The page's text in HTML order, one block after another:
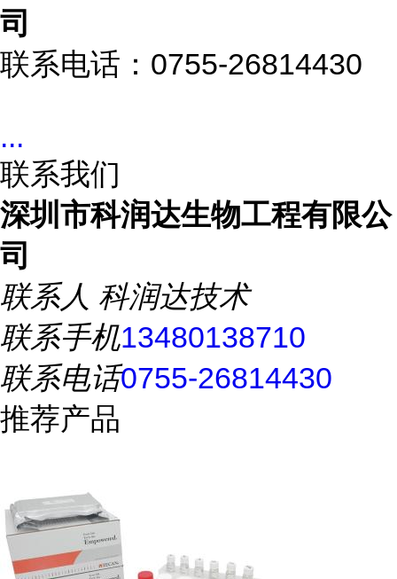
司
联系电话：0755-26814430
...
联系我们
深圳市科润达生物工程有限公
司
联系人 科润达技术
联系手机13480138710
联系电话0755-26814430
推荐产品